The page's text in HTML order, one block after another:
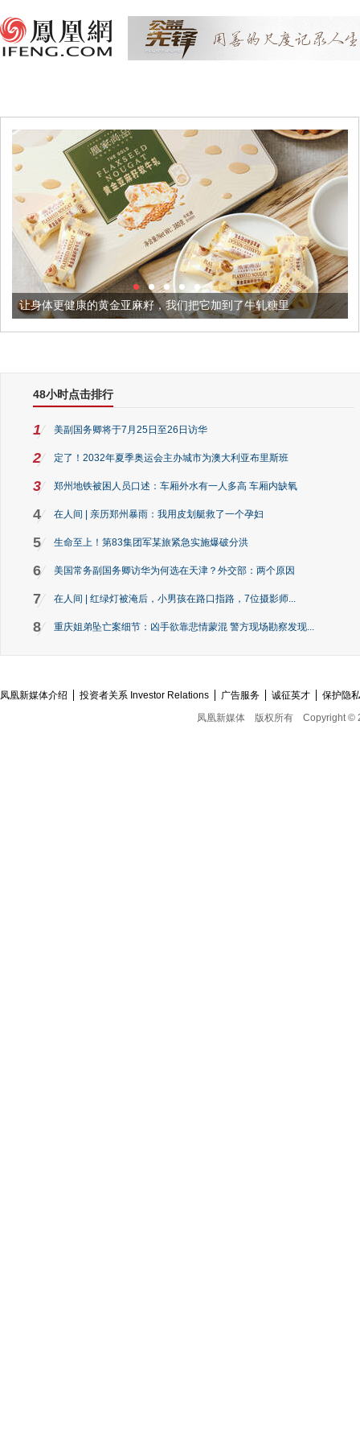
金亚麻籽，我们把它加到了牛轧糖里 被列入佛家七宝的
48小时点击排行
1 美副国务卿将于7月25日至26日访华
2 定了！2032年夏季奥运会主办城市为澳大利亚布里斯班
3 郑州地铁被困人员口述：车厢外水有一人多高 车厢内缺氧
4 在人间 | 亲历郑州暴雨：我用皮划艇救了一个孕妇
5 生命至上！第83集团军某旅紧急实施爆破分洪
6 美国常务副国务卿访华为何选在天津？外交部：两个原因
7 在人间 | 红绿灯被淹后，小男孩在路口指路，7位摄影师...
8 重庆姐弟坠亡案细节：凶手欲靠悲情蒙混 警方现场勘察发现...
凤凰新媒体介绍 投资者关系 Investor Relations 广告服务 诚征英才
保护隐
凤凰新媒体
版权所有 Copyright ©